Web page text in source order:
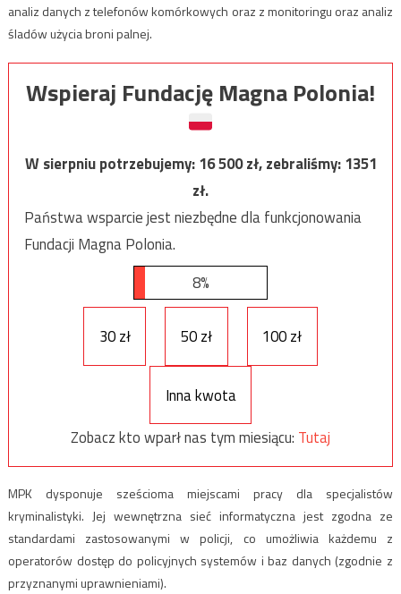
analiz danych z telefonów komórkowych oraz z monitoringu oraz analiz
śladów użycia broni palnej.
Wspieraj Fundację Magna Polonia!
W sierpniu potrzebujemy:16 500zł, zebraliśmy:1351
zł.
Państwa wsparcie jest niezbędne dla funkcjonowania
Fundacji Magna Polonia.
8%
30 zł 50 zł 100 zł
Inna kwota
Zobacz kto wparł nas tym miesiącu: Tutaj
MPK dysponuje sześcioma miejscami pracy dla specjalistów
kryminalistyki. Jej wewnętrzna sieć informatyczna jest zgodna ze
standardami zastosowanymi w policji, co umożliwia każdemu z
operatorów dostęp do policyjnych systemów i baz danych (zgodnie z
przyznanymi uprawnieniami).